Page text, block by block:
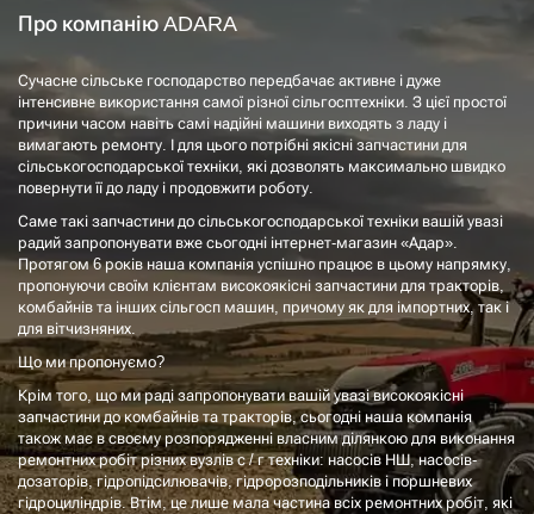
Про компанію ADARA
Сучасне сільське господарство передбачає активне і дуже
інтенсивне використання самої різної сільгосптехніки. З цієї простої
причини часом навіть самі надійні машини виходять з ладу і
вимагають ремонту. І для цього потрібні якісні запчастини для
сільськогосподарської техніки, які дозволять максимально швидко
повернути її до ладу і продовжити роботу.
Саме такі запчастини до сільськогосподарської техніки вашій увазі
радий запропонувати вже сьогодні інтернет-магазин «Адар».
Протягом 6 років наша компанія успішно працює в цьому напрямку,
пропонуючи своїм клієнтам високоякісні запчастини для тракторів,
комбайнів та інших сільгосп машин, причому як для імпортних, так і
для вітчизняних.
Що ми пропонуємо?
Крім того, що ми раді запропонувати вашій увазі високоякісні
запчастини до комбайнів та тракторів, сьогодні наша компанія
також має в своєму розпорядженні власним ділянкою для виконання
ремонтних робіт різних вузлів с / г техніки: насосів НШ, насосів-
дозаторів, гідропідсилювачів, гідророзподільників і поршневих
гідроциліндрів. Втім, це лише мала частина всіх ремонтних робіт, які